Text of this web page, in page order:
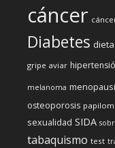
cáncer
Diabetes dieta
gripe aviar
melanoma
osteoporosis
sexualidad SIDA
tabaquismo test